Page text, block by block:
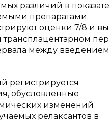
различий в
препаратами.
оценки 7/8 и
между введением
регистрируется
обусловленные
изменений
релаксантов в